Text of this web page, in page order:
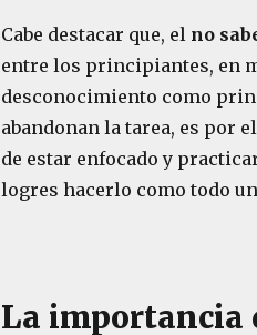
Cabe destacar que, el no
entre los principiantes, en
desconocimiento como
abandonan la tarea, es por
de estar enfocado y
logres hacerlo como todo
La importancia